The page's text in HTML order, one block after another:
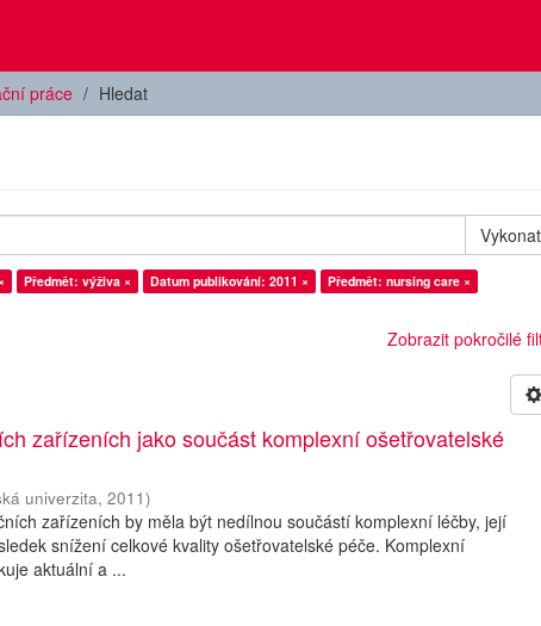
práce Hledat
Vykonat
Předmět: výživa × Datum publikování: 2011 ×
Předmět: nursing care ×
Zobrazit pokročilé
zařízeních jako součást komplexní ošetřovatelské
univerzita,2011)
zařízeních by měla být nedílnou součástí komplexní léčby, její
snížení celkové kvality ošetřovatelské péče. Komplexní
aktuální a ...